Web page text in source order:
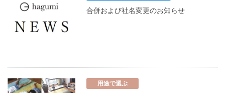
合併および社名変更のお知らせ
用途で選ぶ